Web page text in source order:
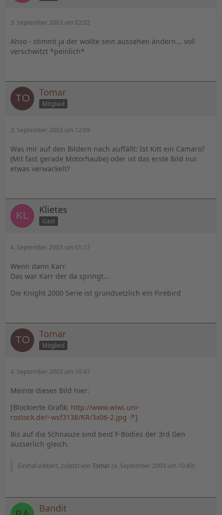
3. September 2003 um 02:02
Ahso - stimmt ja der wollte sein aussehen ändern... voll
verschwitzt *peinlich*
Tomar
Mitglied
3. September 2003 um 12:09
Was mir auf den Bildern nach auffällt: Ist Kitt ein Camaro?
(Mit fast gerade Motorhaube) oder ist das erste Bild nur
etwas verwackelt?
Klietes
Gast
4. September 2003 um 01:17
Wenn dann Karr.
Das war Karr der da springt...
Die Knight 2000 Serie ist grundsetzlich ein Firebird
Tomar
Mitglied
4. September 2003 um 10:47
Meinte dieses Bild hier:
[Blockierte Grafik: http://www.wiwi.uni-
rostock.de/~wsf3138/KR/3x06-2.jpg
]
Bis auf die Schnauze sind beid F-Bodies der 3rd Gen
äusserlich gleich.
Einmal editiert, zuletzt von Tomar (4. September 2003 um 10:49)
Bandit